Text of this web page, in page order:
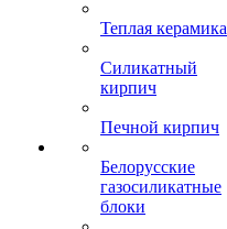
Теплая керамика
Силикатный
кирпич
Печной кирпич
Белорусские
газосиликатные
блоки